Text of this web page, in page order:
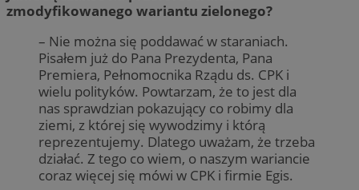
zmodyfikowanego wariantu zielonego?
– Nie można się poddawać w staraniach.
Pisałem już do Pana Prezydenta, Pana
Premiera, Pełnomocnika Rządu ds. CPK i
wielu polityków. Powtarzam, że to jest dla
nas sprawdzian pokazujący co robimy dla
ziemi, z której się wywodzimy i którą
reprezentujemy. Dlatego uważam, że trzeba
działać. Z tego co wiem, o naszym wariancie
coraz więcej się mówi w CPK i firmie Egis.